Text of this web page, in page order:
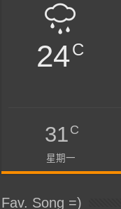
24C
31C
星期一
Fav. Song =)